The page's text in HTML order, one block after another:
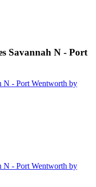
Savannah N - Port
N - Port Wentworth by
N - Port Wentworth by